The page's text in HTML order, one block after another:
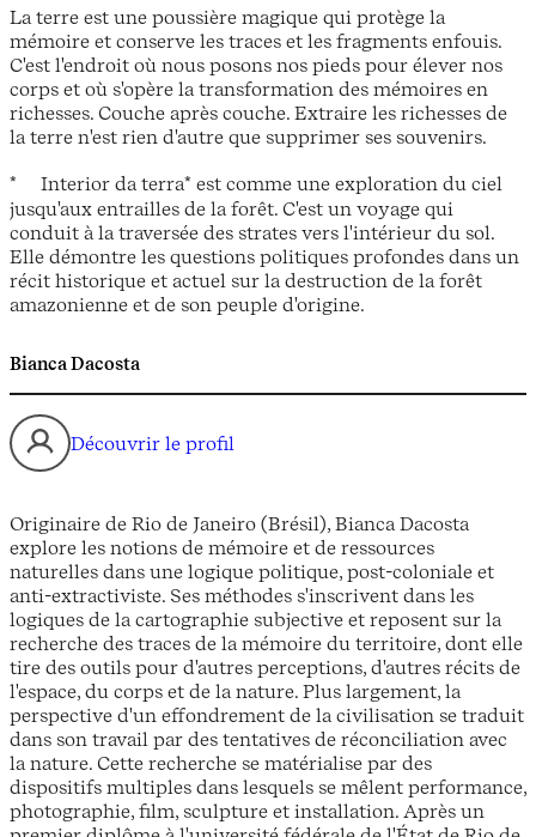
La terre est une poussière magique qui protège la
mémoire et conserve les traces et les fragments enfouis.
C'est l'endroit où nous posons nos pieds pour élever nos
corps et où s'opère la transformation des mémoires en
richesses. Couche après couche. Extraire les richesses de
la terre n'est rien d'autre que supprimer ses souvenirs.
* Interior da terra* est comme une exploration du ciel
jusqu'aux entrailles de la forêt. C'est un voyage qui
conduit à la traversée des strates vers l'intérieur du sol.
Elle démontre les questions politiques profondes dans un
récit historique et actuel sur la destruction de la forêt
amazonienne et de son peuple d'origine.
Bianca Dacosta
Découvrir le profil
Originaire de Rio de Janeiro (Brésil), Bianca Dacosta
explore les notions de mémoire et de ressources
naturelles dans une logique politique, post-coloniale et
anti-extractiviste. Ses méthodes s'inscrivent dans les
logiques de la cartographie subjective et reposent sur la
recherche des traces de la mémoire du territoire, dont elle
tire des outils pour d'autres perceptions, d'autres récits de
l'espace, du corps et de la nature. Plus largement, la
perspective d'un effondrement de la civilisation se traduit
dans son travail par des tentatives de réconciliation avec
la nature. Cette recherche se matérialise par des
dispositifs multiples dans lesquels se mêlent performance,
photographie, film, sculpture et installation. Après un